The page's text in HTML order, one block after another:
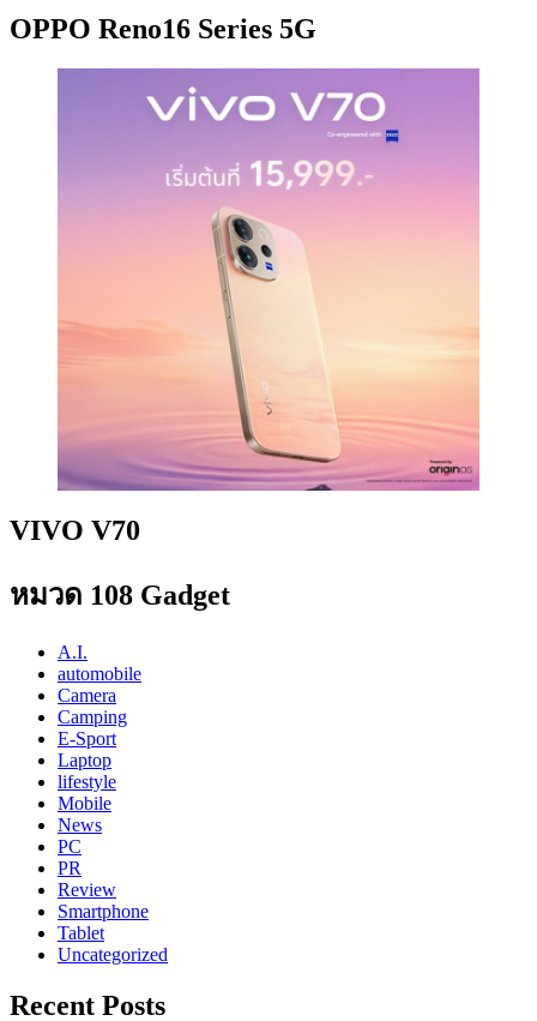
OPPO Reno16 Series 5G
VIVO V70
หมวด 108 Gadget
A.I.
automobile
Camera
Camping
E-Sport
Laptop
lifestyle
Mobile
News
PC
PR
Review
Smartphone
Tablet
Uncategorized
Recent Posts